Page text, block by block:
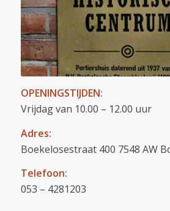
OPENINGSTIJDEN:
Vrijdag van 10.00 – 12.00 uur
Adres:
Boekelosestraat 400 7548 AW
Telefoon:
053 – 4281203